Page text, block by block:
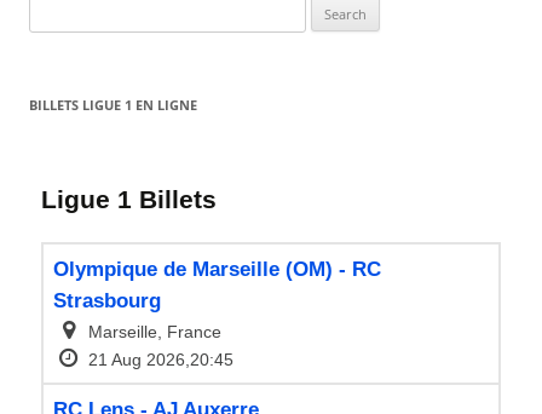
for:
BILLETS LIGUE 1 EN LIGNE